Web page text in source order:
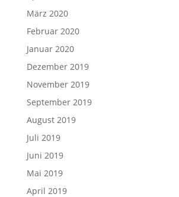
März 2020
Februar 2020
Januar 2020
Dezember 2019
November 2019
September 2019
August 2019
Juli 2019
Juni 2019
Mai 2019
April 2019